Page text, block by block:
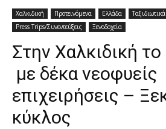
Χαλκιδική Προτεινόμενα Ελλάδα
Press Trips/Συνεντεύξεις
Ξενοδοχεία
Στην Χαλκιδική
με δέκα νεοφυείς
επιχειρήσεις –
κύκλος